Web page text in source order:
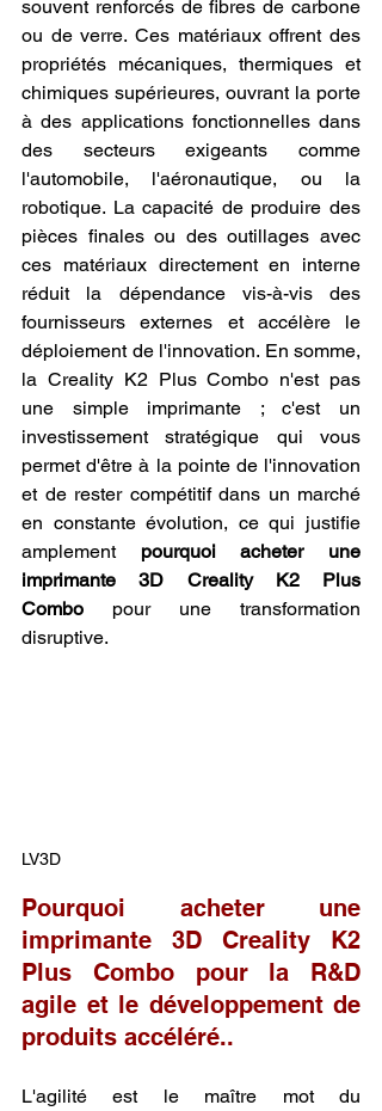
souvent renforcés de fibres de carbone
ou de verre. Ces matériaux offrent des
propriétés mécaniques, thermiques et
chimiques supérieures, ouvrant la porte
à des applications fonctionnelles dans
des secteurs exigeants comme
l'automobile, l'aéronautique, ou la
robotique. La capacité de produire des
pièces finales ou des outillages avec
ces matériaux directement en interne
réduit la dépendance vis-à-vis des
fournisseurs externes et accélère le
déploiement de l'innovation. En somme,
la Creality K2 Plus Combo n'est pas
une simple imprimante ; c'est un
investissement stratégique qui vous
permet d'être à la pointe de l'innovation
et de rester compétitif dans un marché
en constante évolution, ce qui justifie
amplement pourquoi acheter une
imprimante 3D Creality K2 Plus
Combo pour une transformation
disruptive.
LV3D
Pourquoi acheter une
imprimante 3D Creality K2
Plus Combo pour la R&D
agile et le développement de
produits accéléré..
L'agilité est le maître mot du